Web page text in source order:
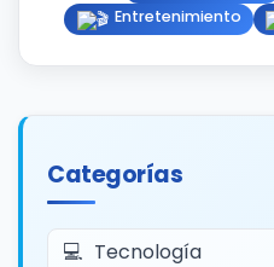
Entretenimiento
Categorías
Tecnología